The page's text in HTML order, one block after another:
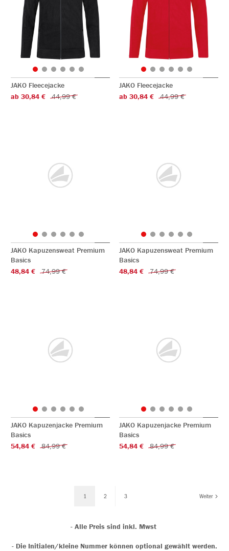
JAKO Fleecejacke
ab 30,84 €
44,99 €
JAKO Fleecejacke
ab 30,84 €
44,99 €
JAKO Kapuzensweat Premium
Basics
48,84 €
74,99 €
JAKO Kapuzensweat Premium
Basics
48,84 €
74,99 €
JAKO Kapuzenjacke Premium
Basics
54,84 €
84,99 €
JAKO Kapuzenjacke Premium
Basics
54,84 €
84,99 €
1 2 3 Weiter
- Alle Preis sind inkl. Mwst
- Die Initialen/kleine Nummer können optional gewählt werden.